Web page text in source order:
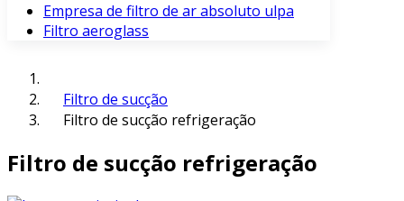
Empresa de filtro de ar absoluto ulpa
Filtro aeroglass
Filtro de sucção
Filtro de sucção refrigeração
Filtro de sucção refrigeração